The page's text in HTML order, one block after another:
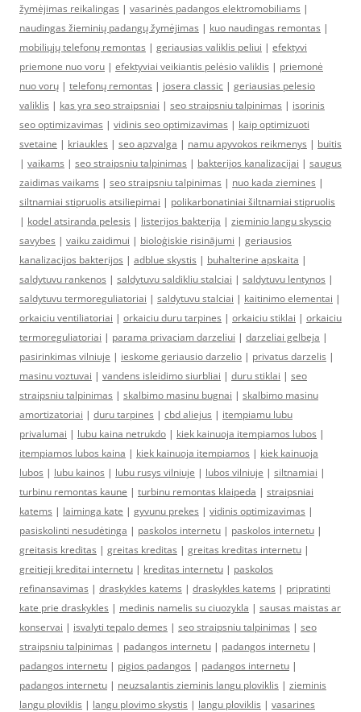
žymėjimas reikalingas | vasarinės padangos elektromobiliams |
naudingas žieminių padangų žymėjimas | kuo naudingas remontas |
mobiliųjų telefonų remontas | geriausias valiklis peliui | efektyvi
priemone nuo voru | efektyviai veikiantis pelėsio valiklis | priemonė
nuo vorų | telefonų remontas | josera classic | geriausias pelesio
valiklis | kas yra seo straipsniai | seo straipsniu talpinimas | isorinis
seo optimizavimas | vidinis seo optimizavimas | kaip optimizuoti
svetaine | kriaukles | seo apzvalga | namu apyvokos reikmenys | buitis
| vaikams | seo straipsniu talpinimas | bakterijos kanalizacijai | saugus
zaidimas vaikams | seo straipsniu talpinimas | nuo kada ziemines |
siltnamiai stipruolis atsiliepimai | polikarbonatiniai šiltnamiai stipruolis
| kodel atsiranda pelesis | listerijos bakterija | zieminio langu skyscio
savybes | vaiku zaidimui | bioloģiskie risinājumi | geriausios
kanalizacijos bakterijos | adblue skystis | buhalterine apskaita |
saldytuvu rankenos | saldytuvu saldikliu stalciai | saldytuvu lentynos |
saldytuvu termoreguliatoriai | saldytuvu stalciai | kaitinimo elementai |
orkaiciu ventiliatoriai | orkaiciu duru tarpines | orkaiciu stiklai | orkaiciu
termoreguliatoriai | parama privaciam darzeliui | darzeliai gelbeja |
pasirinkimas vilniuje | ieskome geriausio darzelio | privatus darzelis |
masinu voztuvai | vandens isleidimo siurbliai | duru stiklai | seo
straipsniu talpinimas | skalbimo masinu bugnai | skalbimo masinu
amortizatoriai | duru tarpines | cbd aliejus | itempiamu lubu
privalumai | lubu kaina netrukdo | kiek kainuoja itempiamos lubos |
itempiamos lubos kaina | kiek kainuoja itempiamos | kiek kainuoja
lubos | lubu kainos | lubu rusys vilniuje | lubos vilniuje | siltnamiai |
turbinu remontas kaune | turbinu remontas klaipeda | straipsniai
katems | laiminga kate | gyvunu prekes | vidinis optimizavimas |
pasiskolinti nesudėtinga | paskolos internetu | paskolos internetu |
greitasis kreditas | greitas kreditas | greitas kreditas internetu |
greitieji kreditai internetu | kreditas internetu | paskolos
refinansavimas | draskykles katems | draskykles katems | pripratinti
kate prie draskykles | medinis namelis su ciuozykla | sausas maistas ar
konservai | isvalyti tepalo demes | seo straipsniu talpinimas | seo
straipsniu talpinimas | padangos internetu | padangos internetu |
padangos internetu | pigios padangos | padangos internetu |
padangos internetu | neuzsalantis zieminis langu ploviklis | zieminis
langu ploviklis | langu plovimo skystis | langu ploviklis | vasarines